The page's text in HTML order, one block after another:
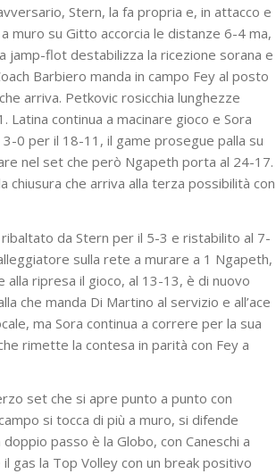
Stern, la fa propria e, in attacco e
muro su Gitto accorcia le distanze 6-4 ma,
jamp-flot destabilizza la ricezione sorana e
Barbiero manda in campo Fey al posto
arriva. Petkovic rosicchia lunghezze
Latina continua a macinare gioco e Sora
0 per il 18-11, il game prosegue palla su
nel set che però Ngapeth porta al 24-17.
chiusura che arriva alla terza possibilità con
da Stern per il 5-3 e ristabilito al 7-
sulla rete a murare a 1 Ngapeth,
alla ripresa il gioco, al 13-13, è di nuovo
che manda Di Martino al servizio e all’ace
ma Sora continua a correre per la sua
rimette la contesa in parità con Fey a
set che si apre punto a punto con
si tocca di più a muro, si difende
passo è la Globo, con Caneschi a
gas la Top Volley con un break positivo